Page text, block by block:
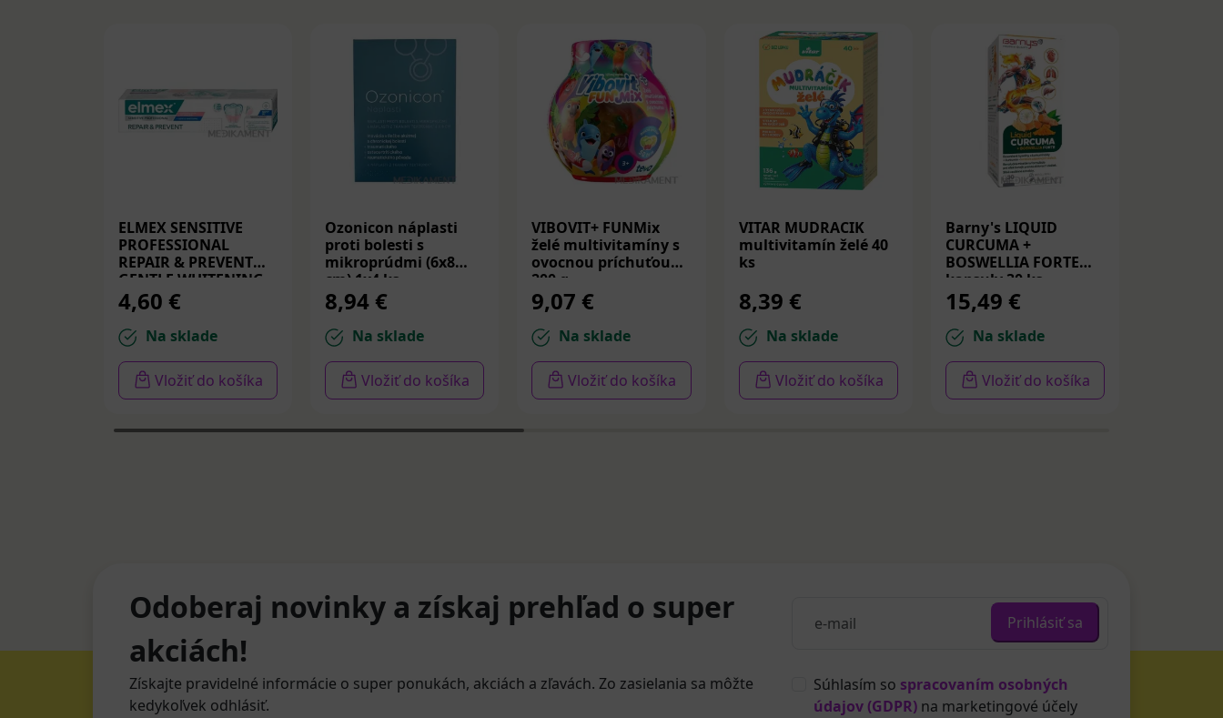
ELMEX SENSITIVE
PROFESSIONAL
REPAIR & PREVENT
GENTLE WHITENING,
zubná pasta 75 ml
4,60 €
Na sklade
Vložiť do košíka
Ozonicon náplasti
proti bolesti s
mikroprúdmi (6x8
cm) 1x4 ks
8,94 €
Na sklade
Vložiť do košíka
VIBOVIT+ FUNMix
želé multivitamíny s
ovocnou príchuťou
200 g
9,07 €
Na sklade
Vložiť do košíka
VITAR MUDRACIK
multivitamín želé 40
ks
8,39 €
Na sklade
Vložiť do košíka
Barny's LIQUID
CURCUMA +
BOSWELLIA FORTE
kapsuly 30 ks
15,49 €
Na sklade
Vložiť do košíka
Odoberaj novinky a získaj prehľad o super
akciách!
Získajte pravidelné informácie o super ponukách, akciách a zľavách. Zo zasielania sa môžte
kedykoľvek odhlásiť.
Prihlásiť sa
Súhlasím so spracovaním osobných
údajov (GDPR) na marketingové účely